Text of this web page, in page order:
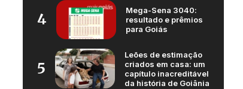
4
Mega-Sena 3040:
resultado e prêmios
para Goiás
5
Leões de estimação
criados em casa: um
capítulo inacreditável
da história de Goiânia